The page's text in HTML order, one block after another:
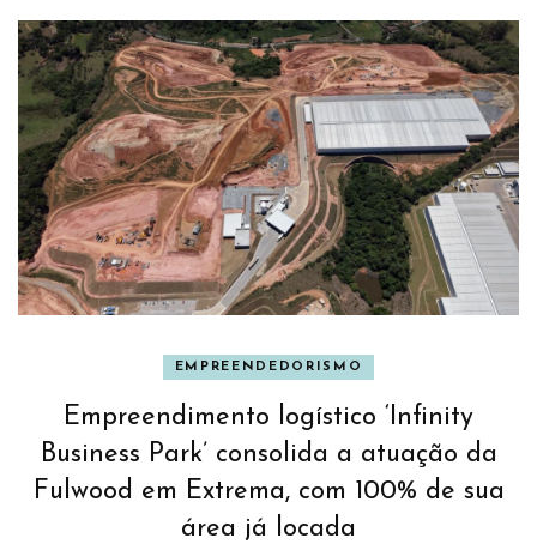
EMPREENDEDORISMO
Empreendimento logístico ‘Infinity
Business Park’ consolida a atuação da
Fulwood em Extrema, com 100% de sua
área já locada